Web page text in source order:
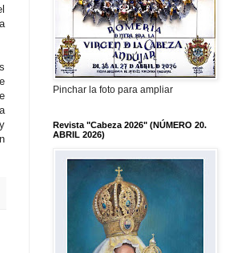
Pinchar la foto para ampliar
Revista "Cabeza 2026" (NÚMERO 20.
ABRIL 2026)